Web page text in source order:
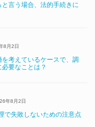
言う場合、法的手続きに
8月2日
考えているケースで、調
要なことは？
年8月2日
で失敗しないための注意点